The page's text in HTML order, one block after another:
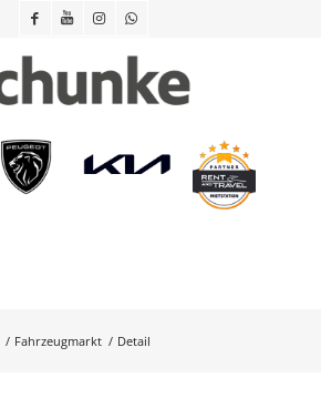
/ Fahrzeugmarkt / Detail